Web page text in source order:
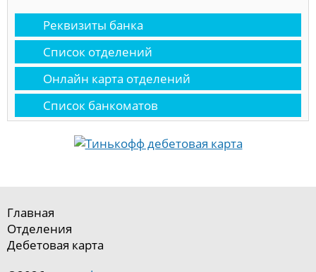
Реквизиты банка
Список отделений
Онлайн карта отделений
Список банкоматов
Главная
Отделения
Дебетовая карта